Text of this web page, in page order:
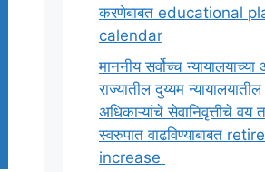
करणेबाबत educational
calendar
माननीय सर्वोच्च
राज्यातील दुय्यम
अधिकाऱ्यांचे सेवानिवृत्तीचे वय
स्वरुपात वाढविण्याबाबत
increase